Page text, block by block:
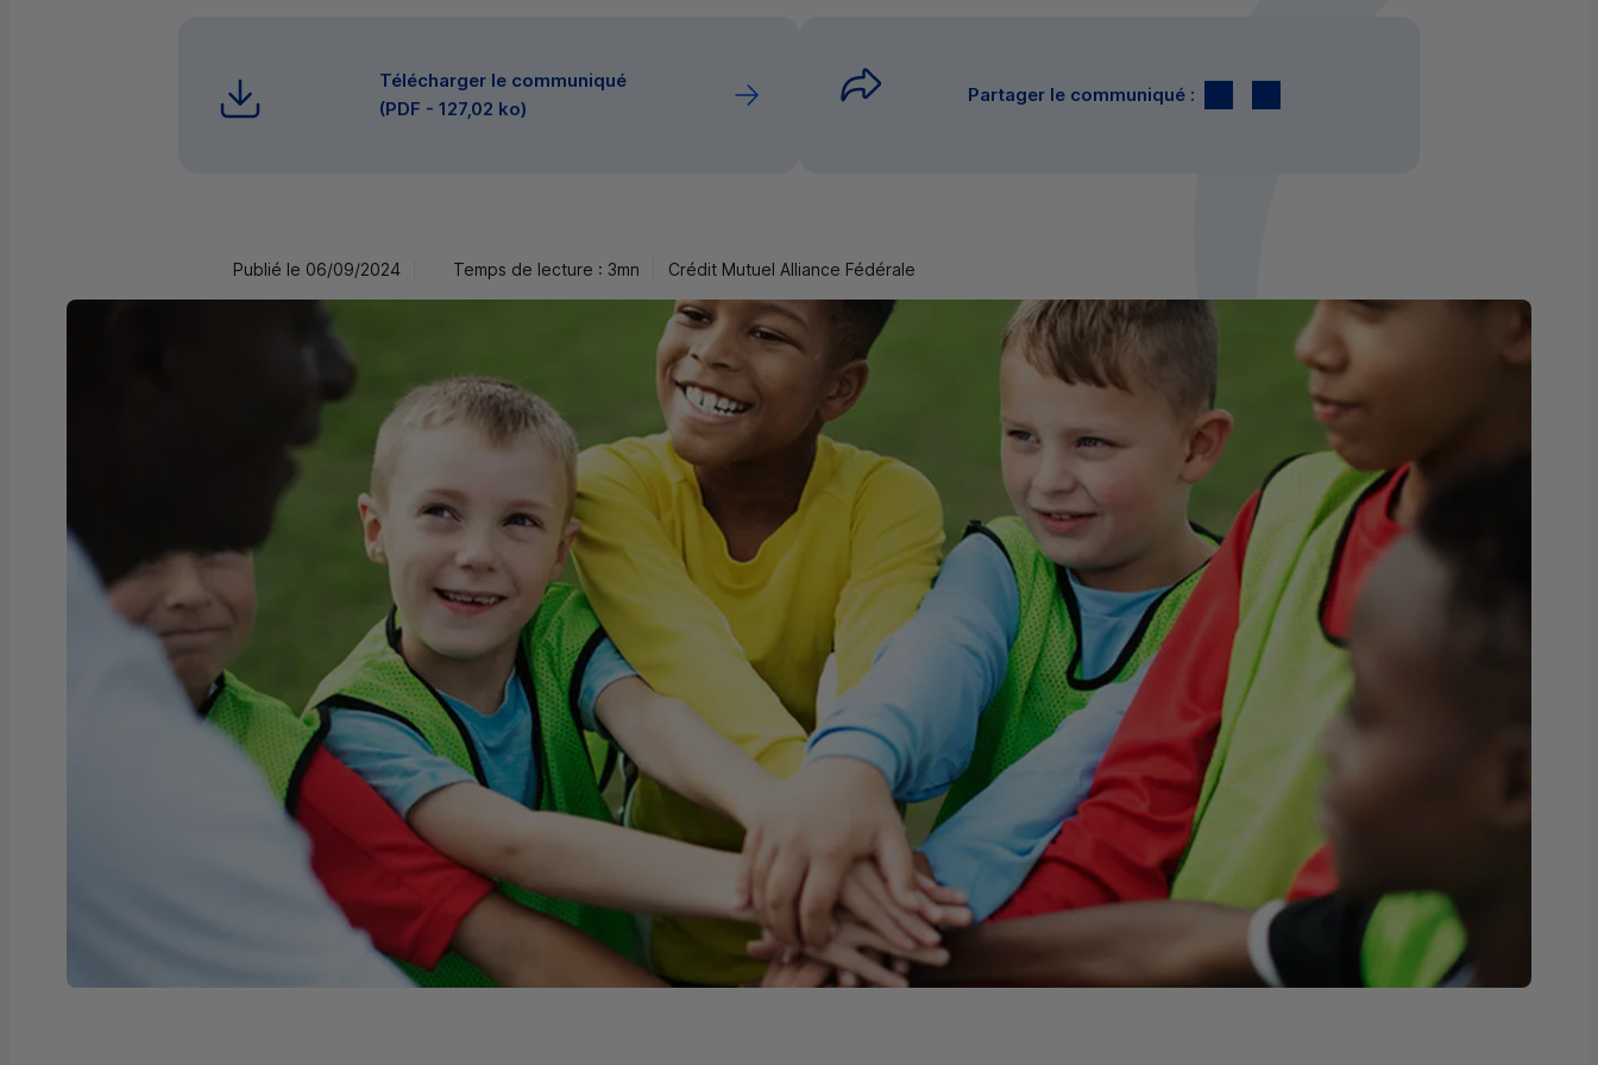
Télécharger le communiqué
(PDF - 127,02 ko)
Partager le communiqué :
Publié le 06/09/2024 Temps de lecture : 3mn Crédit Mutuel Alliance Fédérale